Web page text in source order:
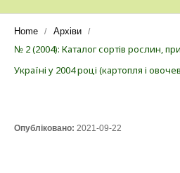
Home / Архіви /
№ 2 (2004): Каталог сортів рослин,
Україні у 2004 році (картопля і
Опубліковано: 2021-09-22